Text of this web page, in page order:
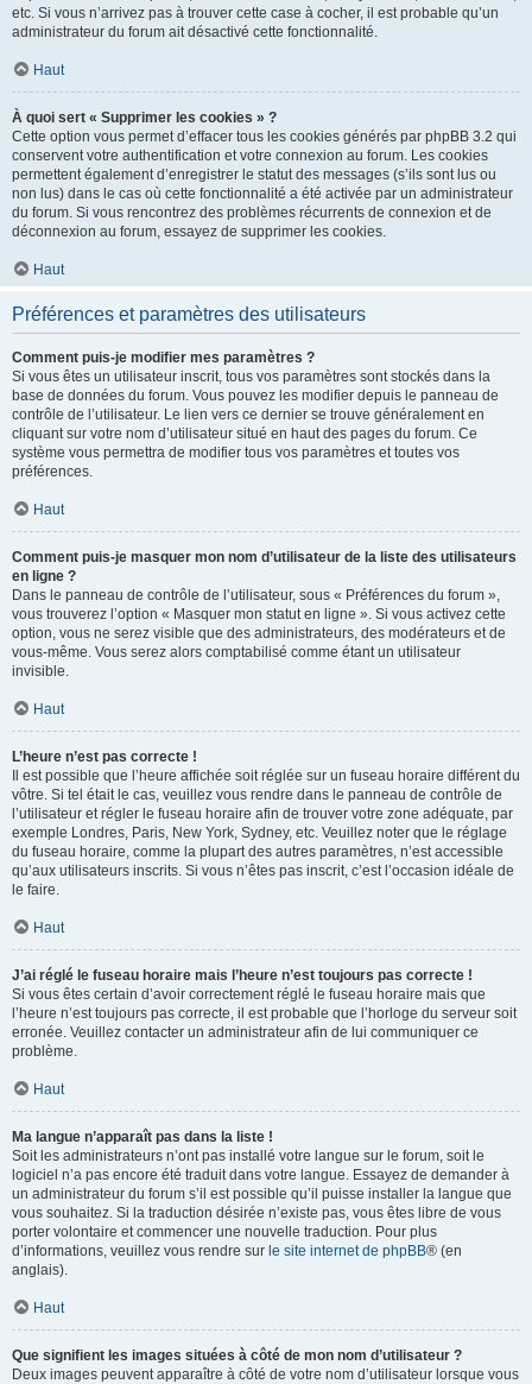
etc. Si vous n’arrivez pas à trouver cette case à cocher, il est probable qu’un
administrateur du forum ait désactivé cette fonctionnalité.
Haut
À quoi sert « Supprimer les cookies » ?
Cette option vous permet d’effacer tous les cookies générés par phpBB 3.2 qui
conservent votre authentification et votre connexion au forum. Les cookies
permettent également d’enregistrer le statut des messages (s’ils sont lus ou
non lus) dans le cas où cette fonctionnalité a été activée par un administrateur
du forum. Si vous rencontrez des problèmes récurrents de connexion et de
déconnexion au forum, essayez de supprimer les cookies.
Haut
Préférences et paramètres des utilisateurs
Comment puis-je modifier mes paramètres ?
Si vous êtes un utilisateur inscrit, tous vos paramètres sont stockés dans la
base de données du forum. Vous pouvez les modifier depuis le panneau de
contrôle de l’utilisateur. Le lien vers ce dernier se trouve généralement en
cliquant sur votre nom d’utilisateur situé en haut des pages du forum. Ce
système vous permettra de modifier tous vos paramètres et toutes vos
préférences.
Haut
Comment puis-je masquer mon nom d’utilisateur de la liste des utilisateurs
en ligne ?
Dans le panneau de contrôle de l’utilisateur, sous « Préférences du forum »,
vous trouverez l’option « Masquer mon statut en ligne ». Si vous activez cette
option, vous ne serez visible que des administrateurs, des modérateurs et de
vous-même. Vous serez alors comptabilisé comme étant un utilisateur
invisible.
Haut
L’heure n’est pas correcte !
Il est possible que l’heure affichée soit réglée sur un fuseau horaire différent du
vôtre. Si tel était le cas, veuillez vous rendre dans le panneau de contrôle de
l’utilisateur et régler le fuseau horaire afin de trouver votre zone adéquate, par
exemple Londres, Paris, New York, Sydney, etc. Veuillez noter que le réglage
du fuseau horaire, comme la plupart des autres paramètres, n’est accessible
qu’aux utilisateurs inscrits. Si vous n’êtes pas inscrit, c’est l’occasion idéale de
le faire.
Haut
J’ai réglé le fuseau horaire mais l’heure n’est toujours pas correcte !
Si vous êtes certain d’avoir correctement réglé le fuseau horaire mais que
l’heure n’est toujours pas correcte, il est probable que l’horloge du serveur soit
erronée. Veuillez contacter un administrateur afin de lui communiquer ce
problème.
Haut
Ma langue n’apparaît pas dans la liste !
Soit les administrateurs n’ont pas installé votre langue sur le forum, soit le
logiciel n’a pas encore été traduit dans votre langue. Essayez de demander à
un administrateur du forum s’il est possible qu’il puisse installer la langue que
vous souhaitez. Si la traduction désirée n’existe pas, vous êtes libre de vous
porter volontaire et commencer une nouvelle traduction. Pour plus
d’informations, veuillez vous rendre sur le site internet de phpBB® (en
anglais).
Haut
Que signifient les images situées à côté de mon nom d’utilisateur ?
Deux images peuvent apparaître à côté de votre nom d’utilisateur lorsque vous